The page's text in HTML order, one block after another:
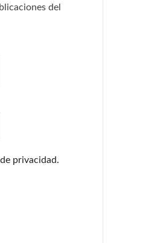
del
privacidad.